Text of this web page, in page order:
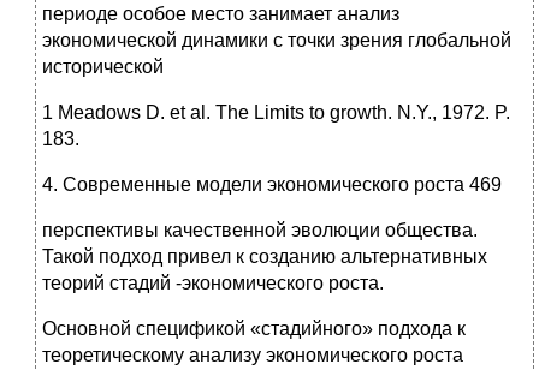
периоде особое место занимает анализ
экономической динамики с точки зрения глобальной
исторической
1 Meadows D. et al. The Limits to growth. N.Y., 1972. P.
183.
4. Современные модели экономического роста 469
перспективы качественной эволюции общества.
Такой подход привел к созданию альтернативных
теорий стадий -экономического роста.
Основной спецификой «стадийного» подхода к
теоретическому анализу экономического роста